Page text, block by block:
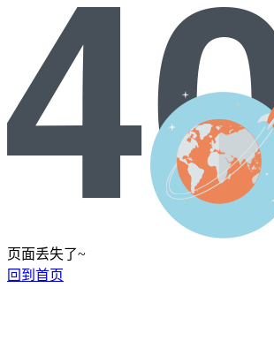
页面丢失了~
回到首页